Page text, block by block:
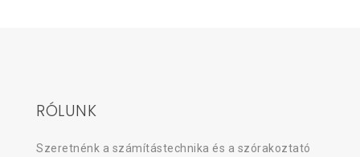
RÓLUNK
Szeretnénk a számítástechnika és a szórakoztató